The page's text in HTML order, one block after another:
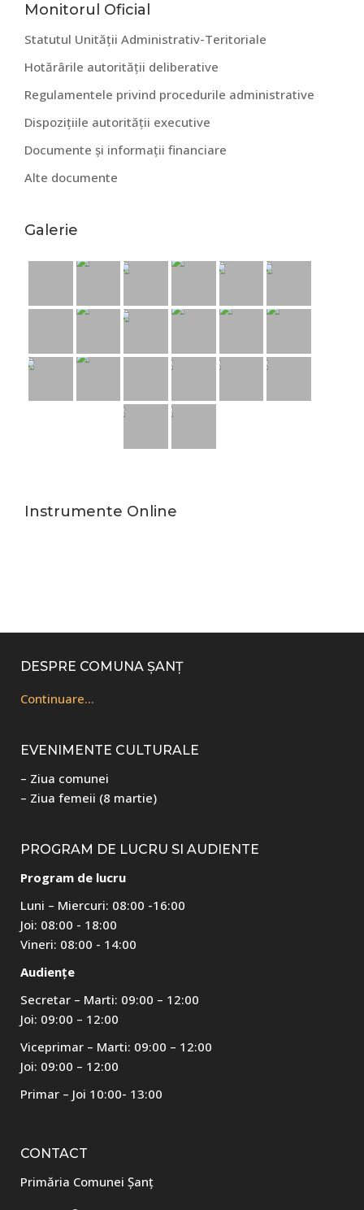
Bara
principală
Monitorul Oficial
Statutul Unității Administrativ-Teritoriale
Hotărârile autorității deliberative
Regulamentele privind procedurile administrative
Dispozițiile autorității executive
Documente și informații financiare
Alte documente
Galerie
Instrumente Online
Footer
DESPRE COMUNA ȘANȚ
Continuare…
EVENIMENTE CULTURALE
– Ziua comunei
– Ziua femeii (8 martie)
PROGRAM DE LUCRU SI AUDIENTE
Program de lucru
Luni – Miercuri: 08:00 -16:00
Joi: 08:00 - 18:00
Vineri: 08:00 - 14:00
Audiențe
Secretar – Marti: 09:00 – 12:00
Joi: 09:00 – 12:00
Viceprimar – Marti: 09:00 – 12:00
Joi: 09:00 – 12:00
Primar – Joi 10:00- 13:00
CONTACT
Primăria Comunei Șanț